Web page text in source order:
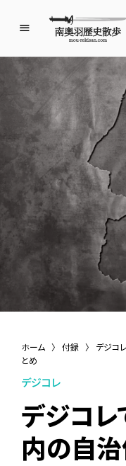
奥
羽
歴
史
散
歩
名所旧跡と館めぐり
ホーム 〉 付録 〉 デジコレ
とめ
デジコレ
デジコ
内の自